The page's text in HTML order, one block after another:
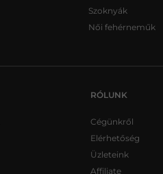
Szoknyák
Női fehérneműk
RÓLUNK
Cégünkről
Elérhetőség
Üzleteink
Affiliate